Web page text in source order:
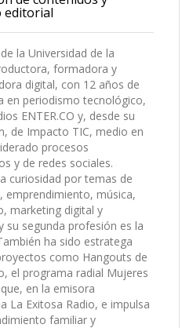
editorial
la Universidad de la
formadora y
digital, con 12 años de
en periodismo tecnológico,
ENTER.CO y, desde su
de Impacto TIC, medio en
procesos
y de redes sociales.
curiosidad por temas de
emprendimiento, música,
marketing digital y
su segunda profesión es la
ha sido estratega
como Hangouts de
el programa radial Mujeres
en la emisora
La Exitosa Radio, e impulsa
familiar y